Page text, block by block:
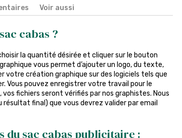
Voir aussi
cabas ?
la quantité désirée et cliquer sur le bouton
vous permet d’ajouter un logo, du texte,
votre création graphique sur des logiciels tels que
Vous pouvez enregistrer votre travail pour le
fichiers seront vérifiés par nos graphistes. Nous
résultat final) que vous devrez valider par email
du sac cabas publicitaire :